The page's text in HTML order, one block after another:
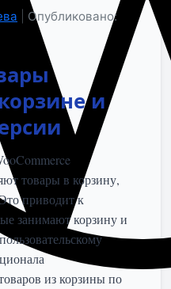
Опубликовано:
и
товары в корзину,
приводит к
занимают корзину и
из корзины по